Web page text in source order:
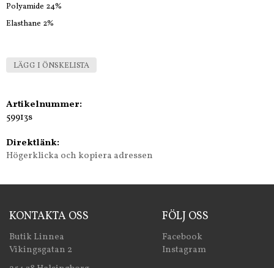
Polyamide 24%
Elasthane 2%
LÄGG I ÖNSKELISTA
Artikelnummer:
59913s
Direktlänk:
Högerklicka och kopiera adressen
KONTAKTA OSS
Butik Linnea
Vikingsgatan 2
FÖLJ OSS
Facebook
Instagram